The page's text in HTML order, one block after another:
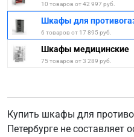
10 товаров от 42 997 руб.
Шкафы для
6 товаров от 17 895 руб.
Шкафы медицинские
75 товаров от 3 289 руб.
Купить шкафы для
Петербурге не составляет